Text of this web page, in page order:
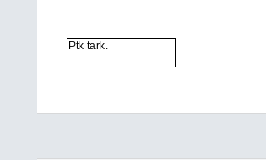
Ptk tark.